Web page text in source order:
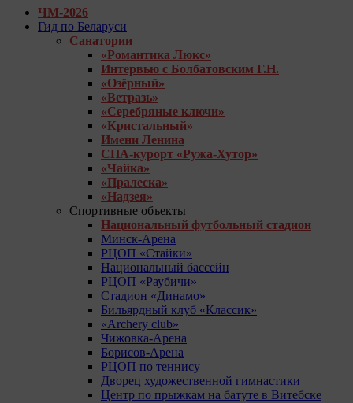
ЧМ-2026
Гид по Беларуси
Санатории
«Романтика Люкс»
Интервью с Болбатовским Г.Н.
«Озёрный»
«Ветразь»
«Серебряные ключи»
«Кристальный»
Имени Ленина
СПА-курорт «Ружа-Хутор»
«Чайка»
«Пралеска»
«Надзея»
Спортивные объекты
Национальный футбольный стадион
Минск-Арена
РЦОП «Стайки»
Национальный бассейн
РЦОП «Раубичи»
Стадион «Динамо»
Бильярдный клуб «Классик»
«Archery club»
Чижовка-Арена
Борисов-Арена
РЦОП по теннису
Дворец художественной гимнастики
Центр по прыжкам на батуте в Витебске